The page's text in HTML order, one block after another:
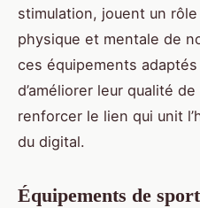
stimulation, jouent un
physique et mentale de
ces équipements
d’améliorer leur qualité
renforcer le lien qui unit
du digital.
Équipements de